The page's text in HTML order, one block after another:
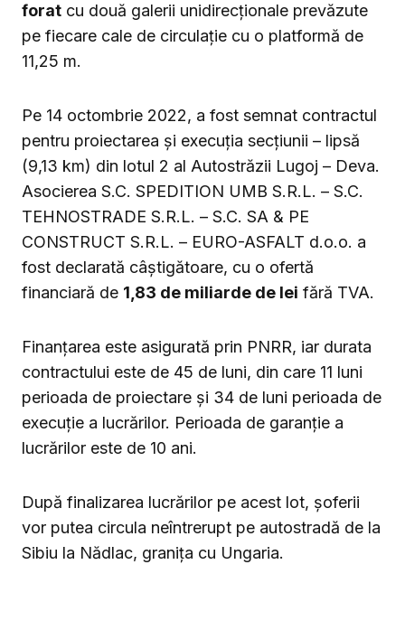
forat cu două galerii unidirecționale prevăzute
pe fiecare cale de circulație cu o platformă de
11,25 m.
Pe 14 octombrie 2022, a fost semnat contractul
pentru proiectarea și execuția secțiunii – lipsă
(9,13 km) din lotul 2 al Autostrăzii Lugoj – Deva.
Asocierea S.C. SPEDITION UMB S.R.L. – S.C.
TEHNOSTRADE S.R.L. – S.C. SA & PE
CONSTRUCT S.R.L. – EURO-ASFALT d.o.o. a
fost declarată câștigătoare, cu o ofertă
financiară de 1,83 de miliarde de lei fără TVA.
Finanțarea este asigurată prin PNRR, iar durata
contractului este de 45 de luni, din care 11 luni
perioada de proiectare și 34 de luni perioada de
execuție a lucrărilor. Perioada de garanție a
lucrărilor este de 10 ani.
După finalizarea lucrărilor pe acest lot, șoferii
vor putea circula neîntrerupt pe autostradă de la
Sibiu la Nădlac, granița cu Ungaria.